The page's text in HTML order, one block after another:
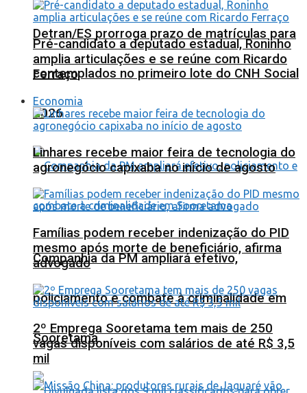
Detran/ES prorroga prazo de matrículas para
contemplados no primeiro lote do CNH Social
2026
Companhia da PM ampliará efetivo,
policiamento e combate à criminalidade em
Sooretama
Pré-candidato a deputado estadual, Roninho
amplia articulações e se reúne com Ricardo
Ferraço
Economia
Linhares recebe maior feira de tecnologia do
agronegócio capixaba no início de agosto
Famílias podem receber indenização do PID
mesmo após morte de beneficiário, afirma
advogado
2º Emprega Sooretama tem mais de 250
vagas disponíveis com salários de até R$ 3,5
mil